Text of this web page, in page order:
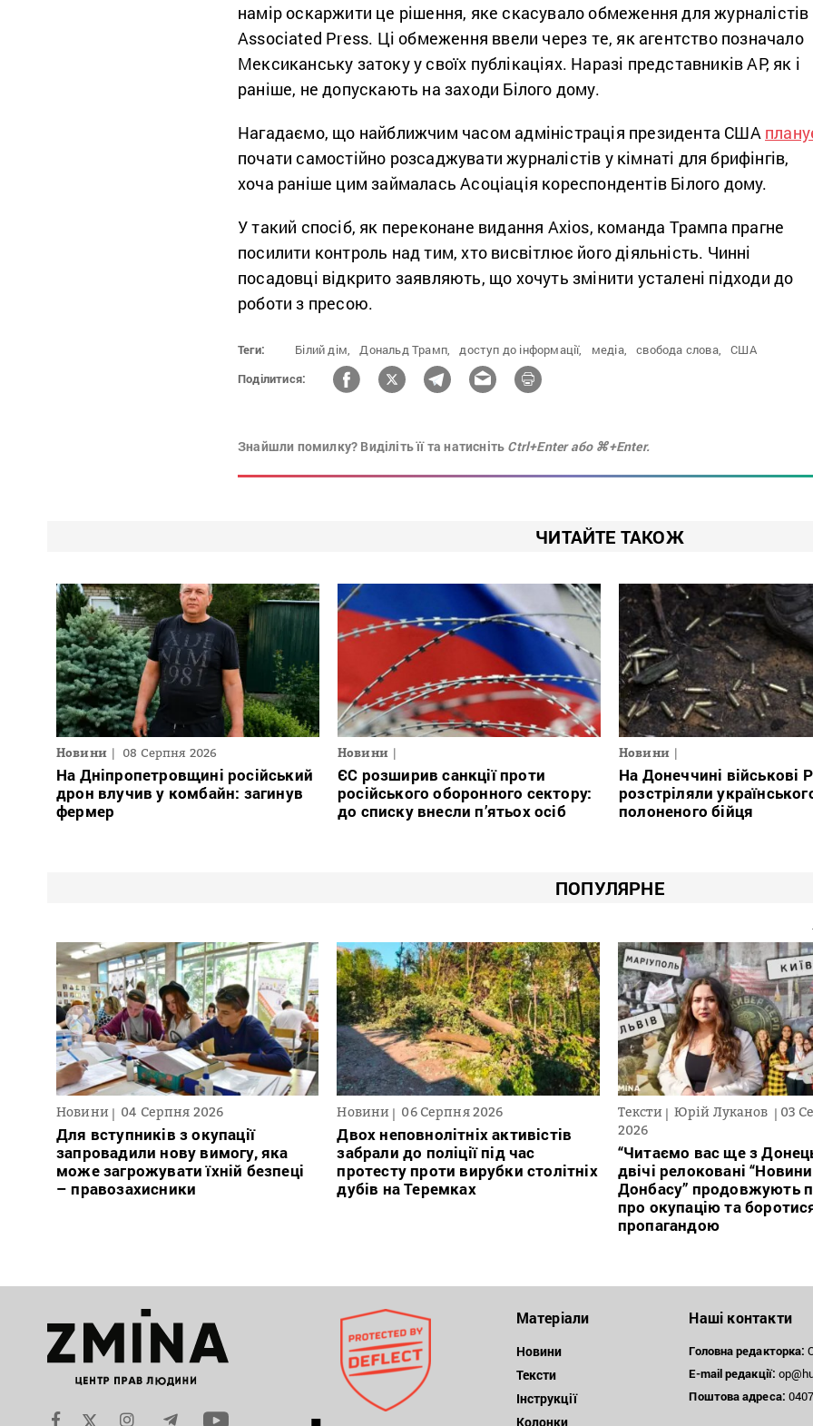
намір оскаржити це рішення, яке скасувало обмеження для журналістів
Associated Press. Ці обмеження ввели через те, як агентство позначало
Мексиканську затоку у своїх публікаціях. Наразі представників AP, як і
раніше, не допускають на заходи Білого дому.
Нагадаємо, що найближчим часом адміністрація президента США
почати самостійно розсаджувати журналістів у кімнаті для брифінгів,
хоча раніше цим займалась Асоціація кореспондентів Білого дому.
У такий спосіб, як переконане видання Axios, команда Трампа прагне
посилити контроль над тим, хто висвітлює його діяльність. Чинні
посадовці відкрито заявляють, що хочуть змінити усталені підходи до
роботи з пресою.
Теги: Білий дім, Дональд Трамп, доступ до інформації, медіа, свобода слова,
США
Поділитися:
Знайшли помилку? Виділіть її та натисніть Ctrl+Enter або ⌘+Enter.
ЧИТАЙТЕ ТАКОЖ
Новини 08 Серпня 2026
На Дніпропетровщині російський
дрон влучив у комбайн: загинув
фермер
Новини
ЄС розширив санкції проти
російського оборонного сектору:
до списку внесли п’ятьох осіб
Новини
На Донеччині військові
розстріляли
полоненого бійця
ПОПУЛЯРНЕ
Новини 04 Серпня 2026
Для вступників з окупації
запровадили нову вимогу, яка
може загрожувати їхній безпеці
– правозахисники
Новини 06 Серпня 2026
Двох неповнолітніх активістів
забрали до поліції під час
протесту проти вирубки столітніх
дубів на Теремках
Тексти Юрій Луканов
03
2026
“Читаємо вас ще з
двічі релоковані “Новини
Донбасу” продовжують
про окупацію та
пропагандою
Матеріали
Новини
Тексти
Інструкції
Колонки
Наші контакти
Головна редакторка:
E-mail редакції:
Поштоваадреса: